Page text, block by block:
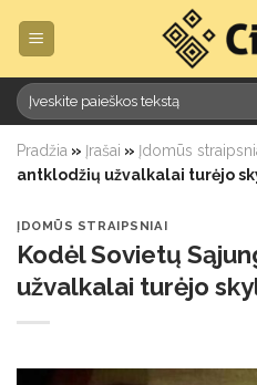
Pradžia » Įrašai » Įdomūs
antklodžių užvalkalai turėjo
ĮDOMŪS STRAIPSNIAI
Kodėl Sovietų
užvalkalai turėjo